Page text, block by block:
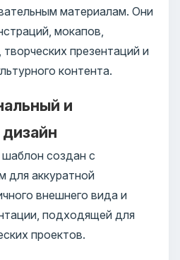
материалам. Они
мокапов,
презентаций и
контента.
и
создан с
для аккуратной
внешнего вида и
подходящей для
проектов.